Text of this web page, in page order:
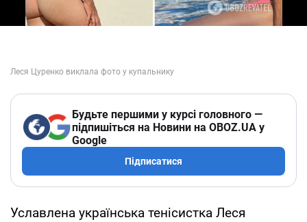
Будьте першими у курсі головного —
підпишіться на Новини на OBOZ.UA у
Google
Підписатися
Уславлена українська тенісистка Леся